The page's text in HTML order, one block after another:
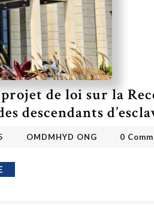
de loi sur la
descendants
OMDMHYD ONG 0